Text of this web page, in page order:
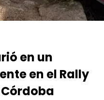
en un
en el Rally